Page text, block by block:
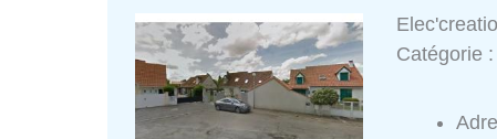
Catégorie :